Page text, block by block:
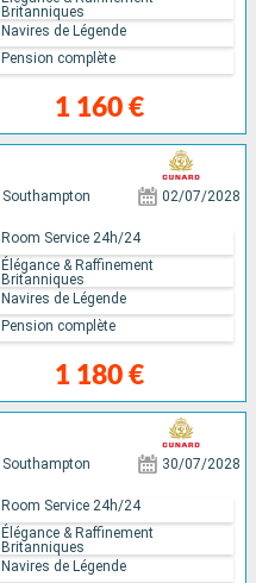
1 160 €
Britanniques
Navires de Légende
Pension complète
Southampton 02/07/2028
1 180 €
Room Service 24h/24
Élégance & Raffinement
Britanniques
Navires de Légende
Pension complète
Southampton 30/07/2028
Room Service 24h/24
Élégance & Raffinement
Britanniques
Navires de Légende